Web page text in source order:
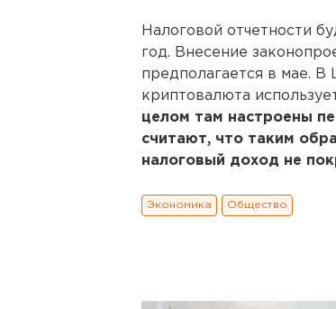
Налоговой отчетности
год. Внесение
предполагается в мае. В
криптовалюта
целом там настроены
считают, что таким
налоговый доход не
Экономика Общество